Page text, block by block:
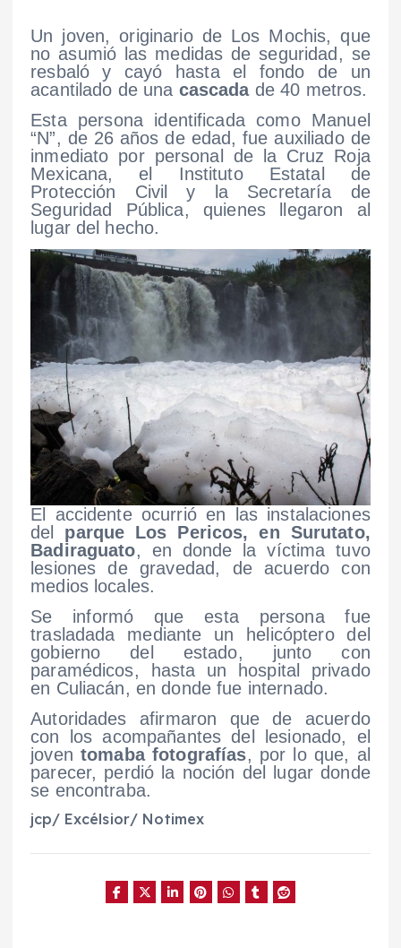
Un joven, originario de Los Mochis, que
no asumió las medidas de seguridad, se
resbaló y cayó hasta el fondo de un
acantilado de una cascada de 40 metros.
Esta persona identificada como Manuel
“N”, de 26 años de edad, fue auxiliado de
inmediato por personal de la Cruz Roja
Mexicana, el Instituto Estatal de
Protección Civil y la Secretaría de
Seguridad Pública, quienes llegaron al
lugar del hecho.
El accidente ocurrió en las instalaciones
del parque Los Pericos, en Surutato,
Badiraguato, en donde la víctima tuvo
lesiones de gravedad, de acuerdo con
medios locales.
Se informó que esta persona fue
trasladada mediante un helicóptero del
gobierno del estado, junto con
paramédicos, hasta un hospital privado
en Culiacán, en donde fue internado.
Autoridades afirmaron que de acuerdo
con los acompañantes del lesionado, el
joven tomaba fotografías, por lo que, al
parecer, perdió la noción del lugar donde
se encontraba.
jcp/ Excélsior/ Notimex